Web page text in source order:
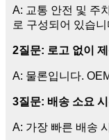
A: 교통 안전 및 주
로 구성되어 있습니
2질문: 로고 없이
A: 물론입니다.
3질문: 배송 소요
A: 가장 빠른 배송